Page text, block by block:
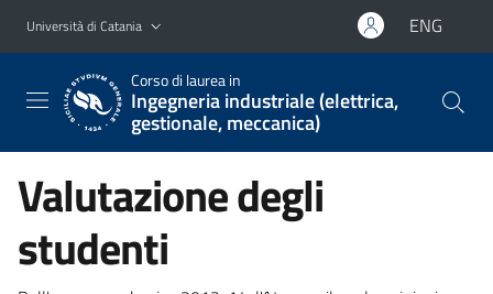
Vai al contenuto principale
Vai al menu di navigazione
Università di Catania ENG
Corso di laurea in
Ingegneria industriale (elettrica,
gestionale, meccanica)
Valutazione degli
studenti